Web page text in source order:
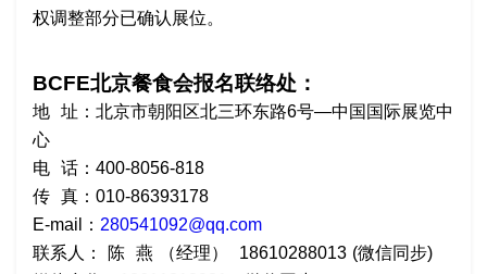
权调整部分已确认展位。
BCFE北京餐食会报名联络处：
地 址：北京市朝阳区北三环东路6号—中国国际展览中
心
电 话： 400-8056-818
传 真： 010-86393178
E-mail： 280541092@qq.com
联系人：
陈 燕 （经理）
18610288013 (微信同步)